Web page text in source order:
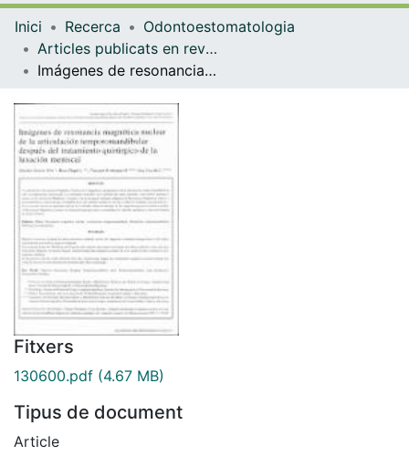
Navega per tot el DD
Com publicar
Inici Recerca
Odontoestomatologia
Articles publicats en revistes (Odontoestomatologia)
Imágenes de resonancia magnética nuclear de la articulación tempranomandibular después del tratamiento quirúrgico de la luxación meniscal
Fitxers
130600.pdf (4.67 MB)
Tipus de document
Article